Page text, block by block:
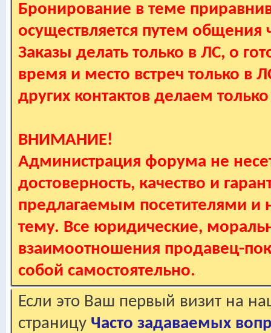
Бронирование в теме
осуществляется путем
Заказы делать только в ЛС, о
время и место встреч только в
других контактов делаем
ВНИМАНИЕ!
Администрация форума не
достоверность, качество и
предлагаемым посетителями и
тему. Все юридические,
взаимоотношения продавец-
собой самостоятельно.
Если это Ваш первый визит на
страницу Часто задаваемых